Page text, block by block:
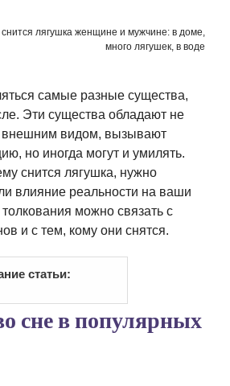
снится лягушка женщине и мужчине: в доме,
много лягушек, в воде
самые разные существа,
Эти существа обладают не
видом, вызывают
но иногда могут и умилять.
снится лягушка, нужно
влияние реальности на ваши
можно связать с
и с тем, кому они снятся.
статьи:
сне в популярных